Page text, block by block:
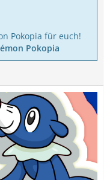
Pokopia für euch!
Pokopia